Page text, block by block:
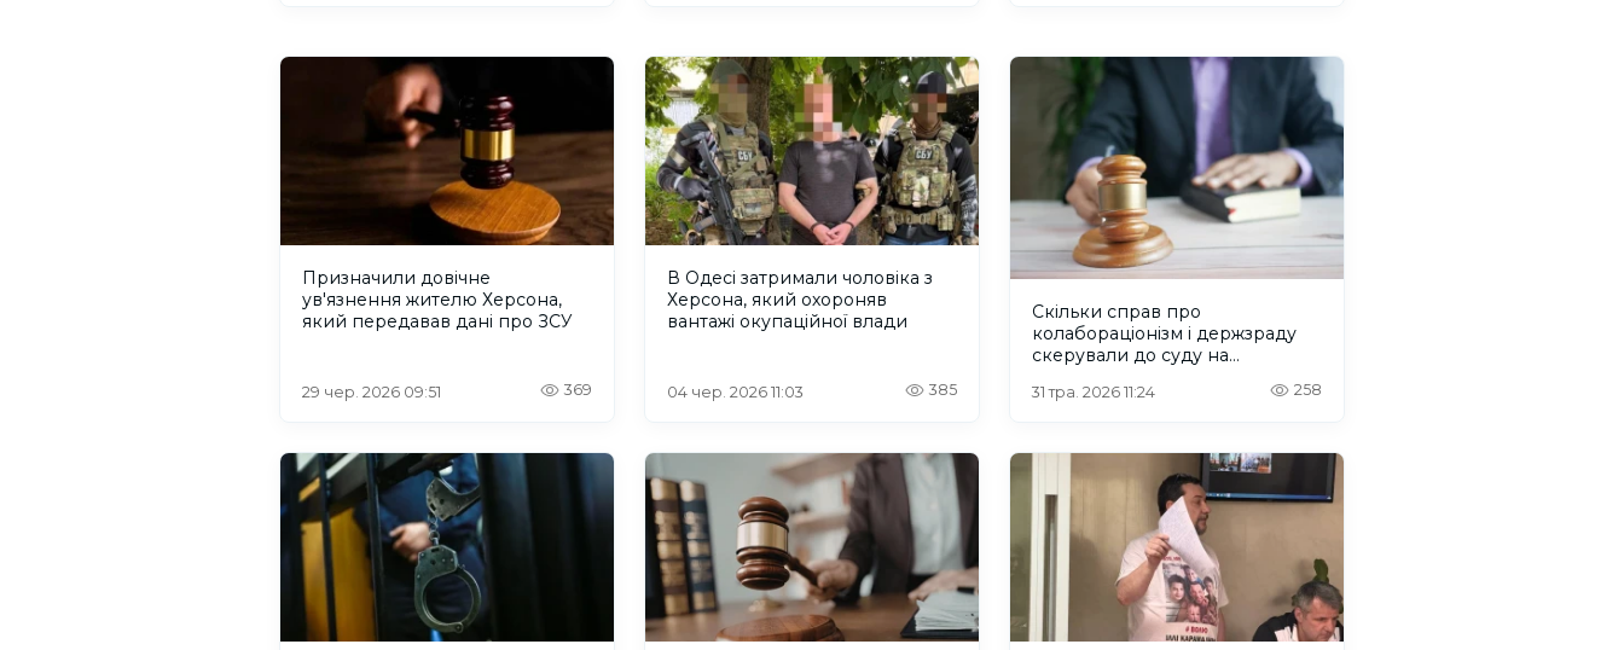
Призначили довічне
ув'язнення жителю Херсона,
який передавав дані про ЗСУ
29 чер. 2026 09:51 369
В Одесі затримали чоловіка з
Херсона, який охороняв
вантажі окупаційної влади
04 чер. 2026 11:03 385
Скільки справ про
колабораціонізм і держзраду
скерували до суду на
31 тра. 2026 11:24 258